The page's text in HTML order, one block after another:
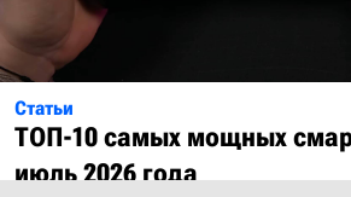
Статьи
ТОП-10 самых мощных
июль 2026 года